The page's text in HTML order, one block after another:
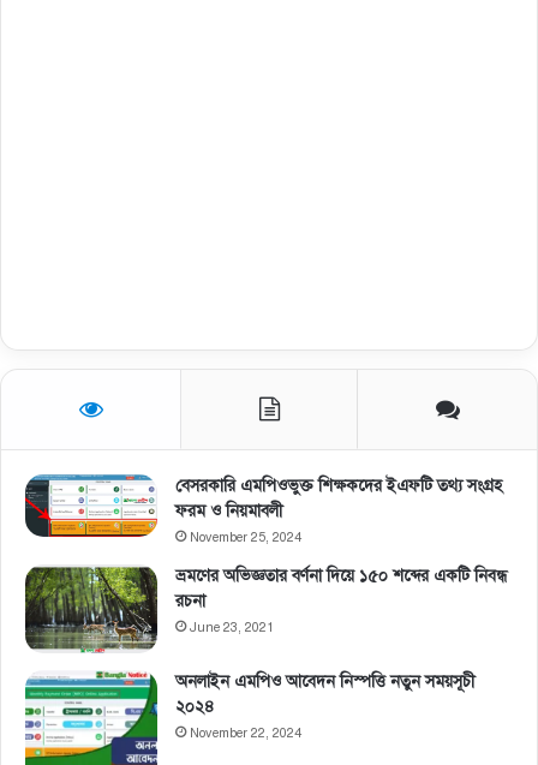
বেসরকারি এমপিওভুক্ত শিক্ষকদের ইএফটি তথ্য সংগ্রহ
ফরম ও নিয়মাবলী
November 25, 2024
ভ্রমণের অভিজ্ঞতার বর্ণনা দিয়ে ১৫০ শব্দের একটি নিবন্ধ
রচনা
June 23, 2021
অনলাইন এমপিও আবেদন নিস্পত্তি নতুন সময়সূচী
২০২৪
November 22, 2024